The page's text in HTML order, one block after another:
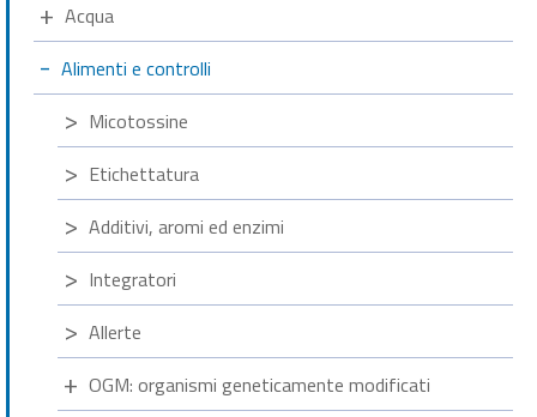
Acqua
Alimenti e controlli
Micotossine
Etichettatura
Additivi, aromi ed enzimi
Integratori
Allerte
OGM: organismi geneticamente modificati